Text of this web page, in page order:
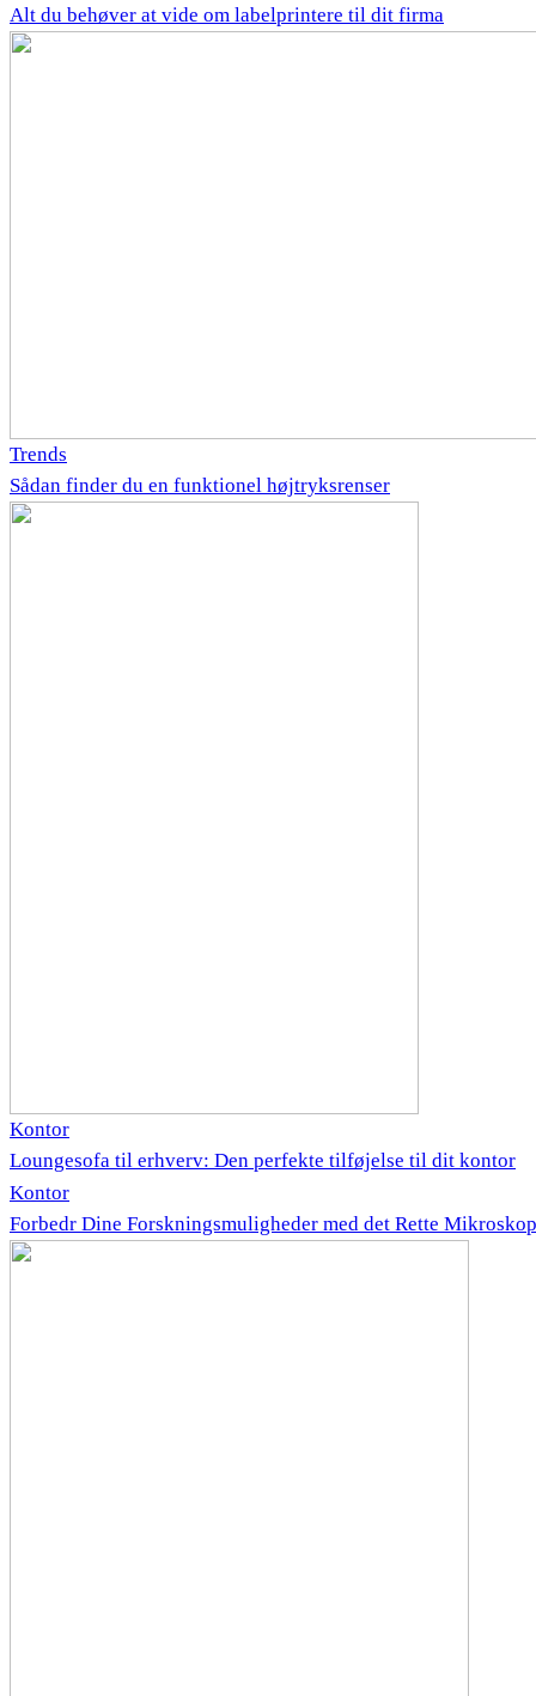
Alt du behøver at vide om labelprintere til dit firma
Trends
Sådan finder du en funktionel højtryksrenser
Kontor
Loungesofa til erhverv: Den perfekte tilføjelse til dit kontor
Kontor
Forbedr Dine Forskningsmuligheder med det Rette Mikroskop